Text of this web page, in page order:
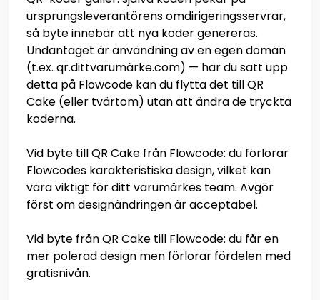
ursprungsleverantörens omdirigeringsservrar,
så byte innebär att nya koder genereras.
Undantaget är användning av en egen domän
(t.ex. qr.dittvarumärke.com) — har du satt upp
detta på Flowcode kan du flytta det till QR
Cake (eller tvärtom) utan att ändra de tryckta
koderna.
Vid byte till QR Cake från Flowcode: du förlorar
Flowcodes karakteristiska design, vilket kan
vara viktigt för ditt varumärkes team. Avgör
först om designändringen är acceptabel.
Vid byte från QR Cake till Flowcode: du får en
mer polerad design men förlorar fördelen med
gratisnivån.